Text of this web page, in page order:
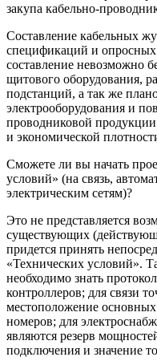
закупа кабельно-
Составление кабельных
спецификаций и
составление невозможно
щитового оборудования,
подстанций, а так же
электрооборудования и
проводниковой
и экономической
Сможете ли вы начать
условий» (на связь,
электрическим сетям)?
Это не представляется
существующих
придется принять
«Технических условий».
необходимо знать
контроллеров; для связи
местоположение
номеров; для
являются резерв
подключения и значение